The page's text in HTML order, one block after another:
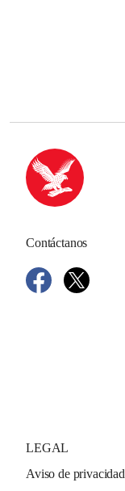
Contáctanos
LEGAL
Aviso de privacidad